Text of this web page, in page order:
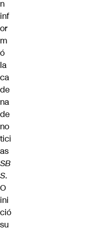
n
inf
or
m
ó
la
ca
de
na
de
no
tici
as
SB
S.
O
ini
ció
su